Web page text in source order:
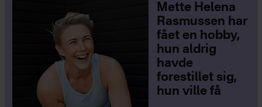
Mette Helena
Rasmussen har
fået en hobby,
hun aldrig
havde
forestillet sig,
hun ville få